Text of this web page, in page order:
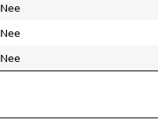
Nee
Nee
Nee